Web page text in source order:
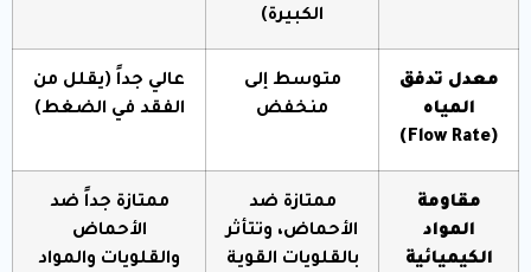
الكبيرة)
معدل تدفق
المياه
(Flow Rate)
متوسط إلى
منخفض
عالي جداً (يقلل من
الفقد في الضغط)
مقاومة
المواد
الكيميائية
ممتازة ضد
الأحماض، وتتأثر
بالقلويات القوية
ممتازة جداً ضد
الأحماض
والقلويات والمواد